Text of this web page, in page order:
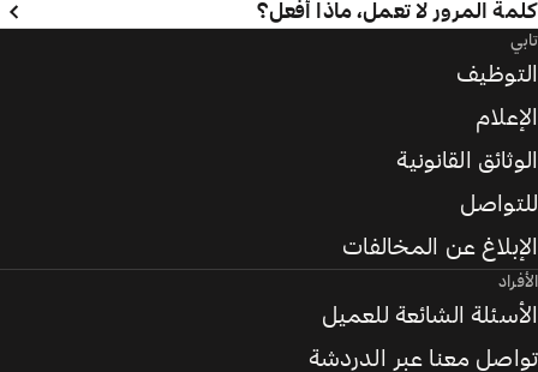
كلمة المرور لا تعمل، ماذا أفعل؟
تابي
التوظيف
الإعلام
الوثائق القانونية
للتواصل
الإبلاغ عن المخالفات
الأفراد
الأسئلة الشائعة للعميل
تواصل معنا عبر الدردشة